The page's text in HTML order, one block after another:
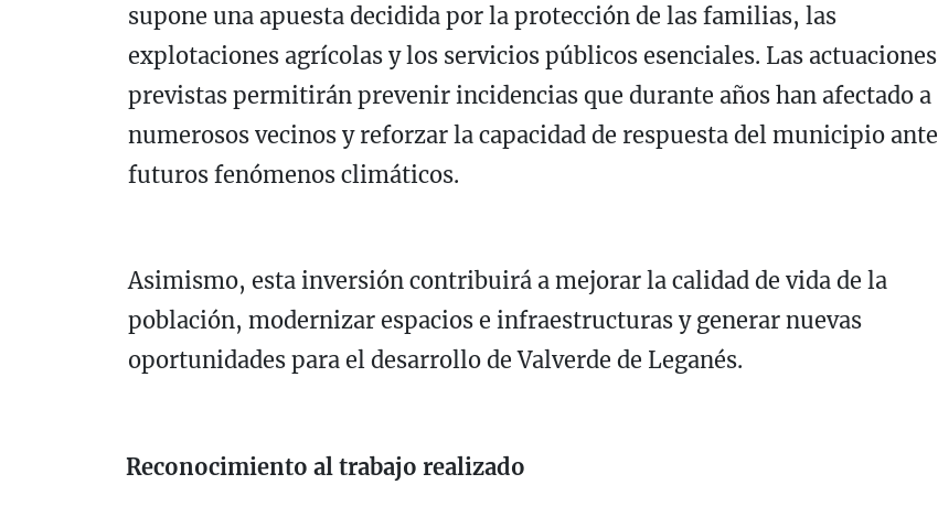
supone una apuesta decidida por la protección de las familias, las
explotaciones agrícolas y los servicios públicos esenciales. Las actuaciones
previstas permitirán prevenir incidencias que durante años han afectado a
numerosos vecinos y reforzar la capacidad de respuesta del municipio ante
futuros fenómenos climáticos.
Asimismo, esta inversión contribuirá a mejorar la calidad de vida de la
población, modernizar espacios e infraestructuras y generar nuevas
oportunidades para el desarrollo de Valverde de Leganés.
Reconocimiento al trabajo realizado